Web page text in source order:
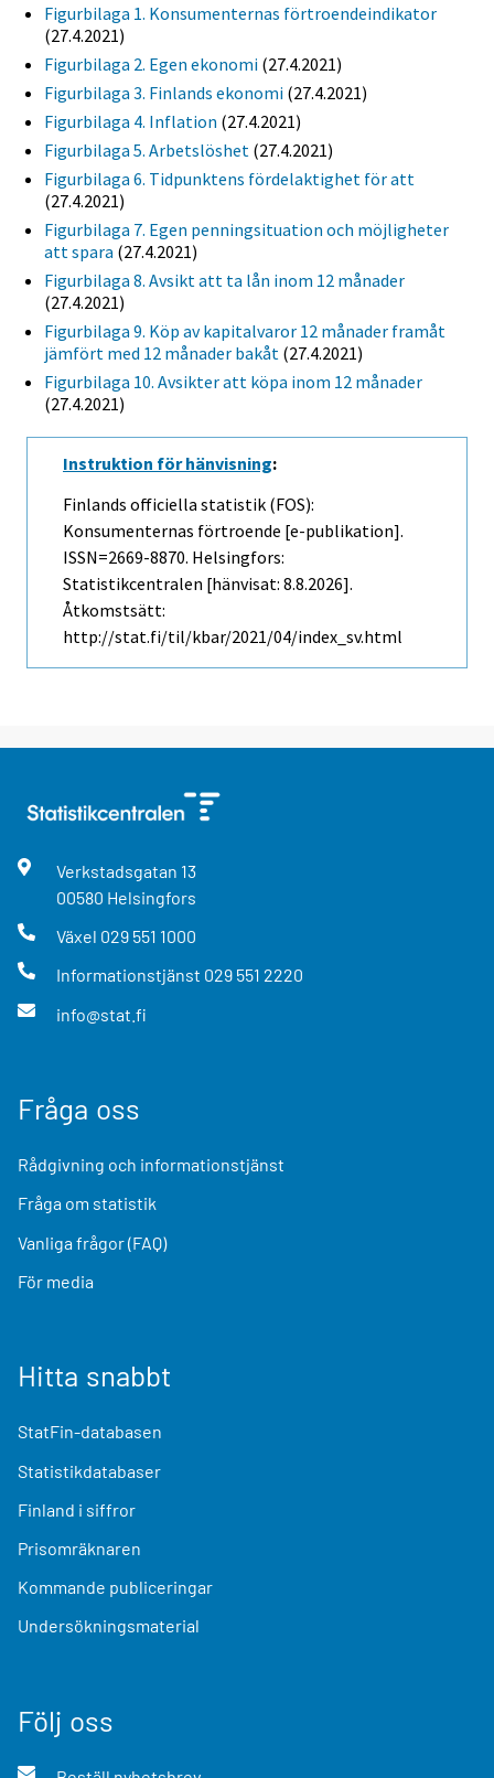
Figurbilaga 1. Konsumenternas förtroendeindikator
(27.4.2021)
Figurbilaga 2. Egen ekonomi (27.4.2021)
Figurbilaga 3. Finlands ekonomi (27.4.2021)
Figurbilaga 4. Inflation (27.4.2021)
Figurbilaga 5. Arbetslöshet (27.4.2021)
Figurbilaga 6. Tidpunktens fördelaktighet för att
(27.4.2021)
Figurbilaga 7. Egen penningsituation och möjligheter
att spara (27.4.2021)
Figurbilaga 8. Avsikt att ta lån inom 12 månader
(27.4.2021)
Figurbilaga 9. Köp av kapitalvaror 12 månader framåt
jämfört med 12 månader bakåt (27.4.2021)
Figurbilaga 10. Avsikter att köpa inom 12 månader
(27.4.2021)
Instruktion för hänvisning:
Finlands officiella statistik (FOS):
Konsumenternas förtroende [e-publikation].
ISSN=2669-8870. Helsingfors:
Statistikcentralen [hänvisat: 8.8.2026].
Åtkomstsätt:
http://stat.fi/til/kbar/2021/04/index_sv.html
Verkstadsgatan 13
00580 Helsingfors
Växel 029 551 1000
Informationstjänst 029 551 2220
info@stat.fi
Fråga oss
Rådgivning och informationstjänst
Fråga om statistik
Vanliga frågor (FAQ)
För media
Hitta snabbt
StatFin-databasen
Statistikdatabaser
Finland i siffror
Prisomräknaren
Kommande publiceringar
Undersökningsmaterial
Följ oss